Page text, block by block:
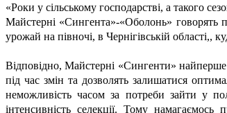
«Роки у сільському господарстві, а такого
Майстерні «Сингента»-«Оболонь» говорять
урожай на півночі, в Чернігівській області,,
Відповідно, Майстерні «Сингенти» найперше
під час змін та дозволять залишатися
неможливість часом за потреби зайти у
інтенсивність селекції. Тому